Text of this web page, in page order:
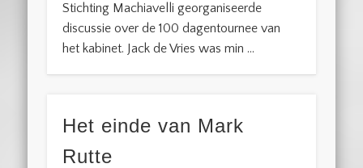
Stichting Machiavelli georganiseerde
discussie over de 100 dagentournee van
het kabinet. Jack de Vries was min …
Het einde van Mark
Rutte